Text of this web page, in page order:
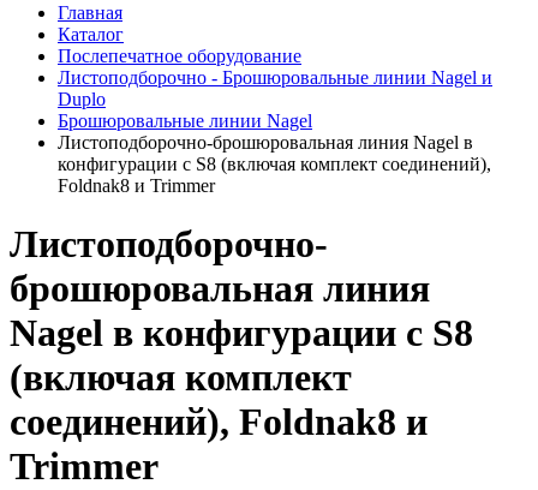
Главная
Каталог
Послепечатное оборудование
Листоподборочно - Брошюровальные линии Nagel и
Duplo
Брошюровальные линии Nagel
Листоподборочно-брошюровальная линия Nagel в
конфигурации с S8 (включая комплект соединений),
Foldnak8 и Trimmer
Листоподборочно-
брошюровальная линия
Nagel в конфигурации с S8
(включая комплект
соединений), Foldnak8 и
Trimmer